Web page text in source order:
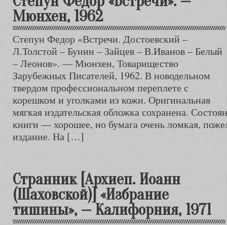
Мюнхен, 1962
Степун Федор «Встречи. Достоевский –
Л.Толстой – Бунин – Зайцев – В.Иванов – Белый
– Леонов». — Мюнхен, Товарищество
Зарубежных Писателей, 1962. В новодельном
твердом профессиональном переплете с
корешком и уголками из кожи. Оригинальная
мягкая издательская обложка сохранена.
книги — хорошее, но бумага очень ломкая,
издание. На […]
Странник [Архиеп. Иоанн
(Шаховской)] «Избрание
тишины», — Калифорния, 1971